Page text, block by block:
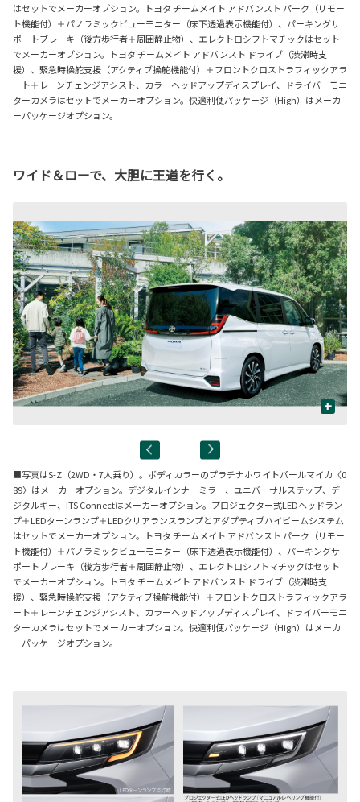
はセットでメーカーオプション。トヨタ チームメイト アドバンスト パーク（リモー
ト機能付）＋パノラミックビューモニター（床下透過表示機能付）、パーキングサ
ポートブレーキ（後方歩行者＋周囲静止物）、エレクトロシフトマチックはセット
でメーカーオプション。トヨタ チームメイト アドバンスト ドライブ（渋滞時支
援）、緊急時操舵支援（アクティブ操舵機能付）＋フロントクロストラフィックアラ
ート＋レーンチェンジアシスト、カラーヘッドアップディスプレイ、ドライバーモニ
ターカメラはセットでメーカーオプション。快適利便パッケージ（High）はメーカ
ーパッケージオプション。
ワイド＆ローで、大胆に王道を行く。
+
■写真はS-Z（2WD・7人乗り）。ボディカラーのプラチナホワイトパールマイカ〈0
89〉はメーカーオプション。デジタルインナーミラー、ユニバーサルステップ、デ
ジタルキー、ITS Connectはメーカーオプション。プロジェクター式LEDヘッドラン
プ＋LEDターンランプ＋LEDクリアランスランプとアダプティブハイビームシステム
はセットでメーカーオプション。トヨタ チームメイト アドバンスト パーク（リモー
ト機能付）＋パノラミックビューモニター（床下透過表示機能付）、パーキングサ
ポートブレーキ（後方歩行者＋周囲静止物）、エレクトロシフトマチックはセット
でメーカーオプション。トヨタ チームメイト アドバンスト ドライブ（渋滞時支
援）、緊急時操舵支援（アクティブ操舵機能付）＋フロントクロストラフィックアラ
ート＋レーンチェンジアシスト、カラーヘッドアップディスプレイ、ドライバーモニ
ターカメラはセットでメーカーオプション。快適利便パッケージ（High）はメーカ
ーパッケージオプション。